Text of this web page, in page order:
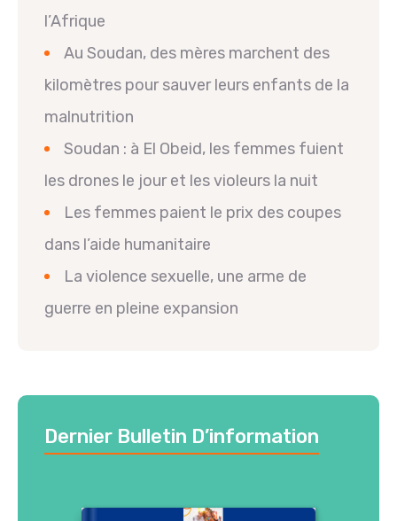
l’Afrique
Au Soudan, des mères marchent des
kilomètres pour sauver leurs enfants de la
malnutrition
Soudan : à El Obeid, les femmes fuient
les drones le jour et les violeurs la nuit
Les femmes paient le prix des coupes
dans l’aide humanitaire
La violence sexuelle, une arme de
guerre en pleine expansion
Dernier Bulletin D’information